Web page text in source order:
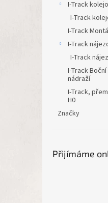
I-Track
I-Track
I-Track
I-Track
I-Track
I-Track
nádraží
I-Track,
H0
Značky
Přijímáme